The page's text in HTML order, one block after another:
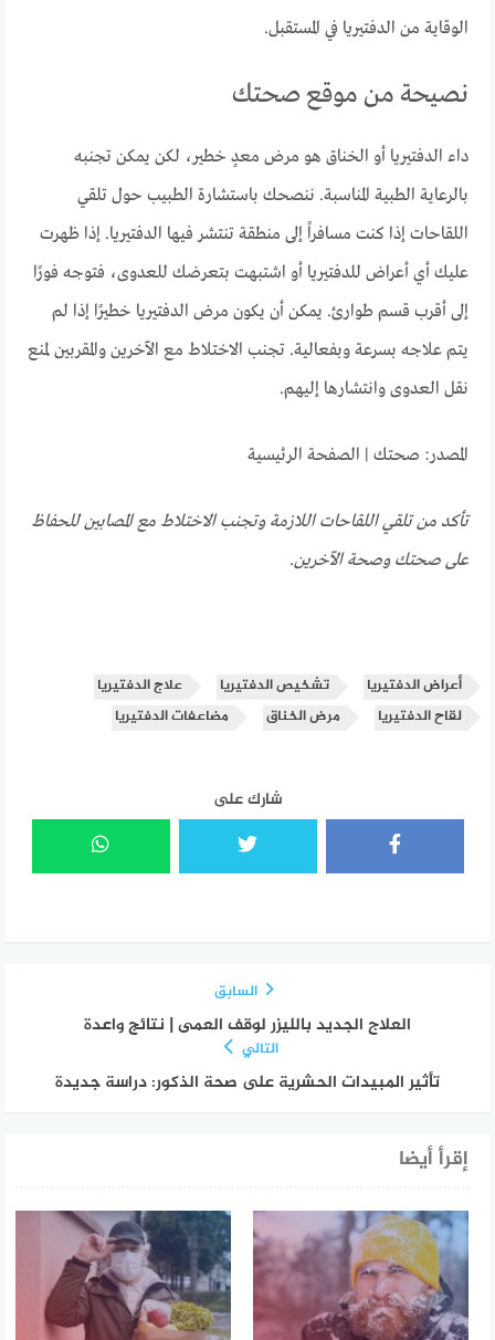
الوقاية من الدفتيريا في المستقبل.
نصيحة من موقع صحتك
داء الدفتيريا أو الخناق هو مرض معدٍ خطير، لكن يمكن تجنبه
بالرعاية الطبية المناسبة. ننصحك باستشارة الطبيب حول تلقي
اللقاحات إذا كنت مسافراً إلى منطقة تنتشر فيها الدفتيريا. إذا ظهرت
عليك أي أعراض للدفتيريا أو اشتبهت بتعرضك للعدوى، فتوجه فورًا
إلى أقرب قسم طوارئ. يمكن أن يكون مرض الدفتيريا خطيرًا إذا لم
يتم علاجه بسرعة وبفعالية. تجنب الاختلاط مع الآخرين والمقربين لمنع
نقل العدوى وانتشارها إليهم.
المصدر: صحتك | الصفحة الرئيسية
تأكد من تلقي اللقاحات اللازمة وتجنب الاختلاط مع المصابين للحفاظ
على صحتك وصحة الآخرين.
أعراض الدفتيريا تشخيص الدفتيريا
علاج الدفتيريا
لقاح الدفتيريا
مرض الخناق مضاعفات الدفتيريا
شارك على
السابق
العلاج الجديد بالليزر لوقف العمى | نتائج واعدة
التالي
تأثير المبيدات الحشرية على صحة الذكور: دراسة جديدة
إقرأ أيضا